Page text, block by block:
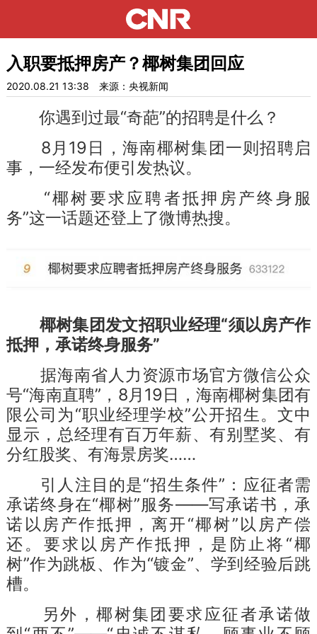
入职要抵押房产？椰树集团回应
2020.08.21 13:38 来源：央视新闻
你遇到过最“奇葩”的招聘是什么？
8月19日，海南椰树集团一则招聘启
事，一经发布便引发热议。
“椰树要求应聘者抵押房产终身服
务”这一话题还登上了微博热搜。
椰树集团发文招职业经理“须以房产作
抵押，承诺终身服务”
据海南省人力资源市场官方微信公众
号“海南直聘”，8月19日，海南椰树集团有
限公司为“职业经理学校”公开招生。文中
显示，总经理有百万年薪、有别墅奖、有
分红股奖、有海景房奖……
引人注目的是“招生条件”：应征者需
承诺终身在“椰树”服务——写承诺书，承
诺以房产作抵押，离开“椰树”以房产偿
还。要求以房产作抵押，是防止将“椰
树”作为跳板、作为“镀金”、学到经验后跳
槽。
另外，椰树集团要求应征者承诺做